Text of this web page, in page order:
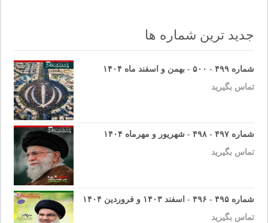
جدید ترین شماره ها
شماره ۴۹۹ - ۵۰۰ - بهمن و اسفند ماه ۱۴۰۴
تماس بگیرید
شماره ۴۹۷ - ۴۹۸ - شهریور و مهرماه ۱۴۰۴
تماس بگیرید
شماره ۴۹۵ - ۴۹۶ - اسفند ۱۴۰۳ و فروردین ۱۴۰۴
تماس بگیرید